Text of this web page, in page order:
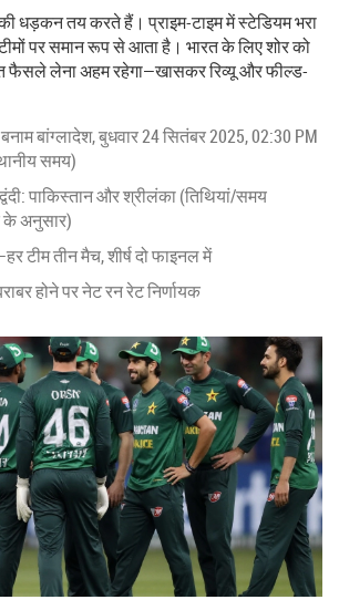
धड़कन तय करते हैं। प्राइम-टाइम में स्टेडियम भरा
पर समान रूप से आता है। भारत के लिए शोर को
फैसले लेना अहम रहेगा—खासकर रिव्यू और फील्ड-
बांग्लादेश, बुधवार 24 सितंबर 2025, 02:30 PM
समय)
पाकिस्तान और श्रीलंका (तिथियां/समय
अनुसार)
टीम तीन मैच, शीर्ष दो फाइनल में
होने पर नेट रन रेट निर्णायक